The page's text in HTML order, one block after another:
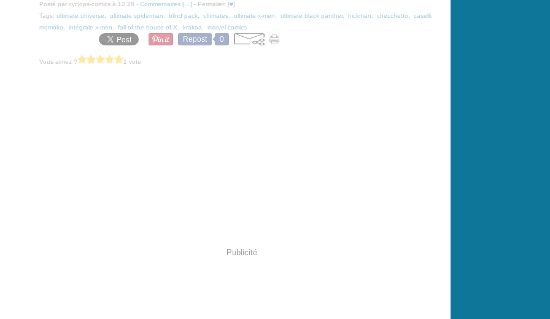
Posté par cyclops-comics à 12:28 - Commentaires [ ] - Permalien [#]
Tags: ultimate universe ultimate spiderman blind pack ultimates ultimate x-men ultimate black panther, hickman checchetto caselli
momoko
intégrale x-men fall of the house of X krakoa marvel comics
Repost 0
Vous aimez ? 1 vote
Publicité